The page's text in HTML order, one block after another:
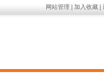
网站管理 加入收藏